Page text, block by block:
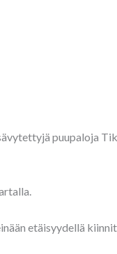
puupaloja
etäisyydellä